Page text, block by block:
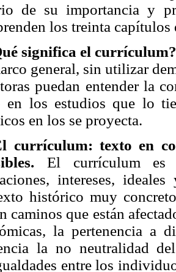
de su importancia y
los treinta capítulos
significa el
general, sin utilizar
puedan entender la
en los estudios que lo
en los se proyecta.
currículum: texto en
El currículum es
intereses,
histórico muy
caminos que están
la pertenencia a
la no neutralidad
entre los